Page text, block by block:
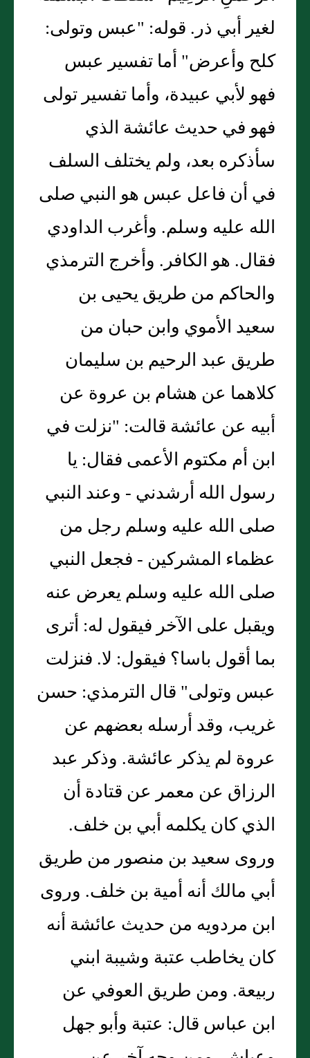
لغير أبي ذر. قوله: "عبس وتولى:
كلح وأعرض" أما تفسير عبس
فهو لأبي عبيدة، وأما تفسير تولى
فهو في حديث عائشة الذي
سأذكره بعد، ولم يختلف السلف
في أن فاعل عبس هو النبي صلى
الله عليه وسلم. وأغرب الداودي
فقال. هو الكافر. وأخرج الترمذي
والحاكم من طريق يحيى بن
سعيد الأموي وابن حبان من
طريق عبد الرحيم بن سليمان
كلاهما عن هشام بن عروة عن
أبيه عن عائشة قالت: "نزلت في
ابن أم مكتوم الأعمى فقال: يا
رسول الله أرشدني - وعند النبي
صلى الله عليه وسلم رجل من
عظماء المشركين - فجعل النبي
صلى الله عليه وسلم يعرض عنه
ويقبل على الآخر فيقول له: أترى
بما أقول باسا؟ فيقول: لا. فنزلت
عبس وتولى" قال الترمذي: حسن
غريب، وقد أرسله بعضهم عن
عروة لم يذكر عائشة. وذكر عبد
الرزاق عن معمر عن قتادة أن
الذي كان يكلمه أبي بن خلف.
وروى سعيد بن منصور من طريق
أبي مالك أنه أمية بن خلف. وروى
ابن مردويه من حديث عائشة أنه
كان يخاطب عتبة وشيبة ابني
ربيعة. ومن طريق العوفي عن
ابن عباس قال: عتبة وأبو جهل